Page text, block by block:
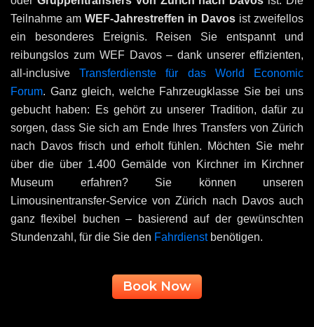
Teilnahme am WEF-Jahrestreffen in Davos ist zweifellos
ein besonderes Ereignis. Reisen Sie entspannt und
reibungslos zum WEF Davos – dank unserer effizienten,
all-inclusiveTransferdienste für das World Economic
Forum. Ganz gleich, welche Fahrzeugklasse Sie bei uns
gebucht haben: Es gehört zu unserer Tradition, dafür zu
sorgen, dass Sie sich am Ende Ihres Transfers von Zürich
nach Davos frisch und erholt fühlen. Möchten Sie mehr
über die über 1.400 Gemälde von Kirchner im Kirchner
Museum erfahren? Sie können unseren
Limousinentransfer-Service von Zürich nach Davos auch
ganz flexibel buchen – basierend auf der gewünschten
Stundenzahl, für die Sie den Fahrdienstbenötigen.
Book Now